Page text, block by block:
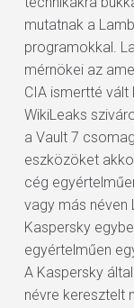
mutatnak a
programokkal.
mérnökei az
CIA ismertté vált
WikiLeaks
a Vault 7
eszközöket
cég
vagy más néven
Kaspersky
egyértelműen
A Kaspersky
névre keresztelt